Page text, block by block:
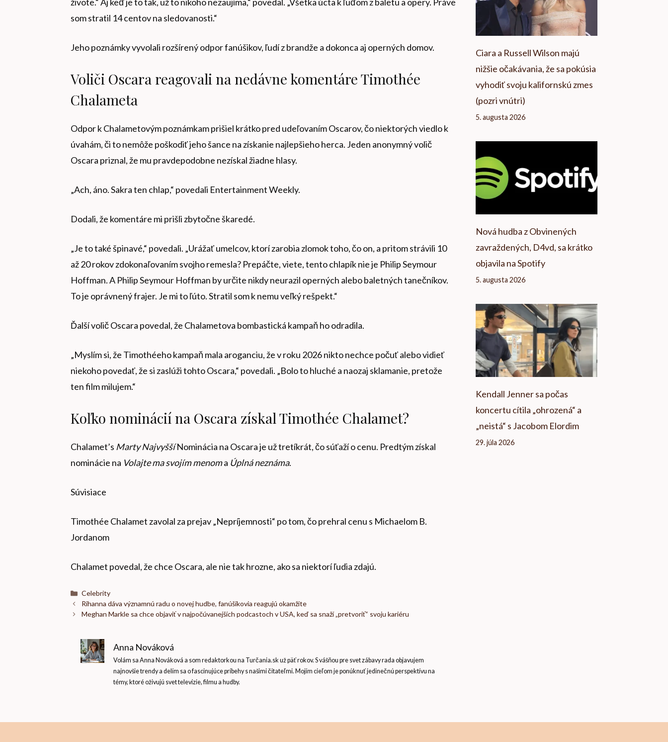
som stratil 14 centov na sledovanosti.“
Jeho poznámky vyvolali rozšírený odpor fanúšikov, ľudí z brandže a dokonca aj operných domov.
Voliči Oscara reagovali na nedávne komentáre Timothée
Chalameta
Odpor k Chalametovým poznámkam prišiel krátko pred udeľovaním Oscarov, čo niektorých viedlo k
úvahám, či to nemôže poškodiť jeho šance na získanie najlepšieho herca. Jeden anonymný volič
Oscara priznal, že mu pravdepodobne nezískal žiadne hlasy.
„Ach, áno. Sakra ten chlap,“ povedali Entertainment Weekly.
Dodali, že komentáre mi prišli zbytočne škaredé.
„Je to také špinavé,“ povedali. „Urážať umelcov, ktorí zarobia zlomok toho, čo on, a pritom strávili 10
až 20 rokov zdokonaľovaním svojho remesla? Prepáčte, viete, tento chlapík nie je Philip Seymour
Hoffman. A Philip Seymour Hoffman by určite nikdy neurazil operných alebo baletných tanečníkov.
To je oprávnený frajer. Je mi to ľúto. Stratil som k nemu veľký rešpekt.“
Ďalší volič Oscara povedal, že Chalametova bombastická kampaň ho odradila.
„Myslím si, že Timothéeho kampaň mala aroganciu, že v roku 2026 nikto nechce počuť alebo vidieť
niekoho povedať, že si zaslúži tohto Oscara,“ povedali. „Bolo to hluché a naozaj sklamanie, pretože
ten film milujem.“
Koľko nominácií na Oscara získal Timothée Chalamet?
Chalamet’s Marty NajvyššíNominácia na Oscara je už tretíkrát, čo súťaží o cenu. Predtým získal
nominácie na Volajte ma svojím menoma Úplná neznáma.
Súvisiace
Timothée Chalamet zavolal za prejav „Nepríjemnosti“ po tom, čo prehral cenu s Michaelom B.
Jordanom
Chalamet povedal, že chce Oscara, ale nie tak hrozne, ako sa niektorí ľudia zdajú.
Kategórie
Celebrity
Rihanna dáva významnú radu o novej hudbe, fanúšikovia reagujú okamžite
Meghan Markle sa chce objaviť v najpočúvanejších podcastoch v USA, keď sa snaží „pretvoriť“ svoju kariéru
Anna Nováková
Volám sa Anna Nováková a som redaktorkou na Turčania.sk už päť rokov. S vášňou pre svet zábavy rada objavujem
najnovšie trendy a delím sa o fascinujúce príbehy s našimi čitateľmi. Mojím cieľom je ponúknuť jedinečnú perspektívu na
témy, ktoré oživujú svet televízie, filmu a hudby.
Ciara a Russell Wilson majú
nižšie očakávania, že sa pokúsia
vyhodiť svoju kalifornskú zmes
(pozri vnútri)
5. augusta 2026
Nová hudba z Obvinených
zavraždených, D4vd, sa krátko
objavila na Spotify
5. augusta 2026
Kendall Jenner sa počas
koncertu cítila „ohrozená“ a
„neistá“ s Jacobom Elordim
29. júla 2026